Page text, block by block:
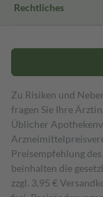
Rechtliches
Zu Risiken und
fragen Sie Ihre
Üblicher
Preisempfehlung
beinhalten die
zzgl. 3,95 €